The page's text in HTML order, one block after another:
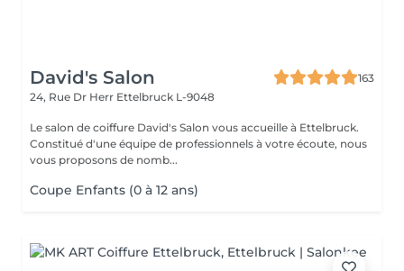
David's Salon
163
24, Rue Dr Herr Ettelbruck L-9048
Le salon de coiffure David's Salon vous accueille à Ettelbruck.
Constitué d'une équipe de professionnels à votre écoute, nous
vous proposons de nomb...
Coupe Enfants (0 à 12 ans)